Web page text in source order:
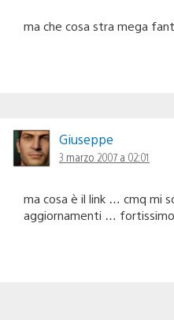
ma che cosa stra mega
Giuseppe
3 marzo 2007 a 02:01
ma cosa è il link … cmq mi
aggiornamenti …